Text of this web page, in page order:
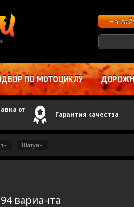
варианта
— Шатуны
На
ПО МОТОЦИКЛУ
от
Гарантия качества